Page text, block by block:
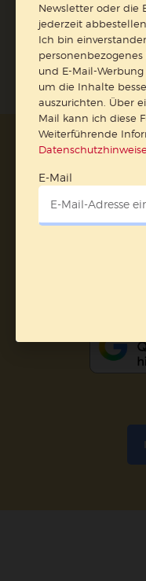
AGB und
Abo
Newsletter oder die
jederzeit abbestellen.
Ich bin
und E-Mail-
um die Inhalte
auszurichten. Über
Mail kann ich diese
Weiterführende
E-Mail